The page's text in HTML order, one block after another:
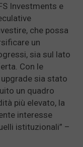
Investments e
che possa
un
sia sul lato
Con le
sia stato
un quadro
più elevato, la
interesse
istituzionali” –